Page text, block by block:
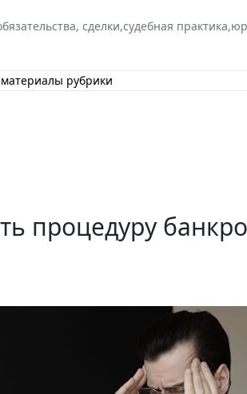
сделки,судебная практика,
рубрики
процедуру